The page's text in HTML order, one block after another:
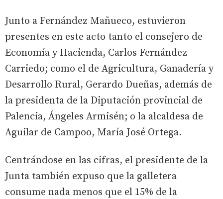
Junto a Fernández Mañueco, estuvieron
presentes en este acto tanto el consejero de
Economía y Hacienda, Carlos Fernández
Carriedo; como el de Agricultura, Ganadería y
Desarrollo Rural, Gerardo Dueñas, además de
la presidenta de la Diputación provincial de
Palencia, Ángeles Armisén; o la alcaldesa de
Aguilar de Campoo, María José Ortega.
Centrándose en las cifras, el presidente de la
Junta también expuso que la galletera
consume nada menos que el 15% de la